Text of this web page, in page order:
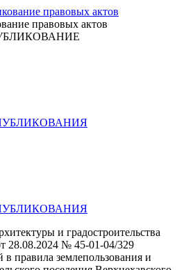
правовых актов
и градостроительства
28.08.2024 № 45-01-04/329
правила землепользования и